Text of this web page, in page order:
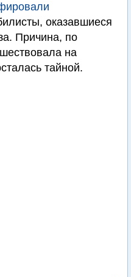
оказавшиеся
Причина, по
на
тайной.